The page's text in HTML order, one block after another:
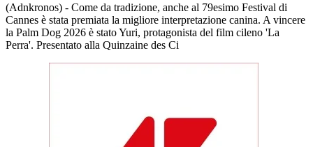
(Adnkronos) - Come da tradizione, anche al 79esimo Festival di
Cannes è stata premiata la migliore interpretazione canina. A vincere
la Palm Dog 2026 è stato Yuri, protagonista del film cileno 'La
Perra'. Presentato alla Quinzaine des Ci